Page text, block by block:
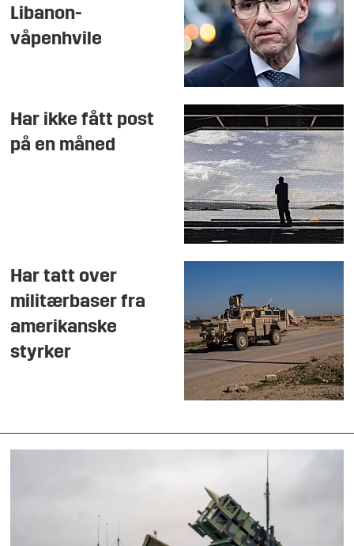
Libanon-
våpenhvile
Har ikke fått post
på en måned
Har tatt over
militærbaser fra
amerikanske
styrker